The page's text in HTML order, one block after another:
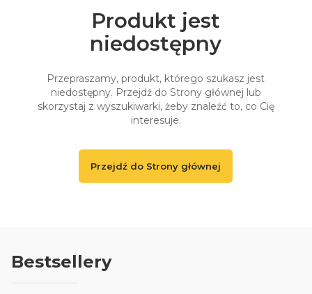
Produkt jest
niedostępny
Przepraszamy, produkt, którego szukasz jest
niedostępny. Przejdź do Strony głównej lub
skorzystaj z wyszukiwarki, żeby znaleźć to, co Cię
interesuje.
Przejdź do Strony głównej
Bestsellery